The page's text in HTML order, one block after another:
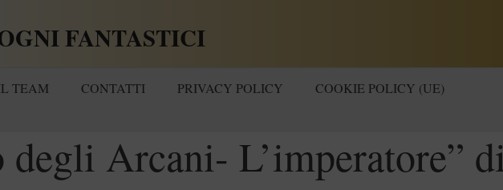
FANTASTICI
TEAM CONTATTI PRIVACY POLICY COOKIE POLICY (UE)
degli Arcani- L’imperatore”